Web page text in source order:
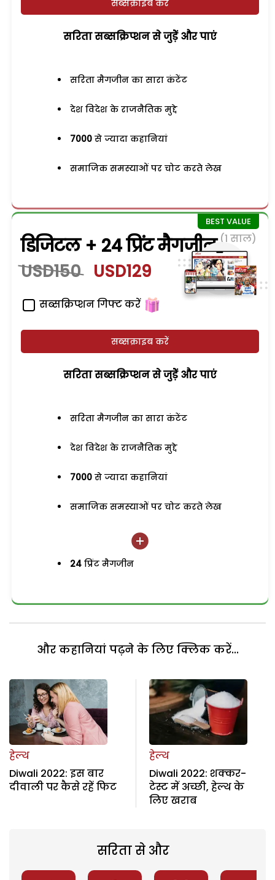
सब्सक्राइब करें
सरिता सब्सक्रिप्शन से जुड़ेें और पाएं
सरिता मैगजीन का सारा कंटेंट
देश विदेश के राजनैतिक मुद्दे
7000 से ज्यादा कहानियां
समाजिक समस्याओं पर चोट करते लेख
डिजिटल + 24 प्रिंट मैगजीन (1 साल)
USD150 USD129
सब्सक्रिप्शन गिफ्ट करें
सब्सक्राइब करें
सरिता सब्सक्रिप्शन से जुड़ेें और पाएं
सरिता मैगजीन का सारा कंटेंट
देश विदेश के राजनैतिक मुद्दे
7000 से ज्यादा कहानियां
समाजिक समस्याओं पर चोट करते लेख
24 प्रिंट मैगजीन
और कहानियां पढ़ने के लिए क्लिक करें...
हेल्थ
Diwali 2022: इस बार
दीवाली पर कैसे रहें फिट
हेल्थ
Diwali 2022: शक्कर-
टेस्ट में अच्छी, हेल्थ के
लिए खराब
सरिता से और